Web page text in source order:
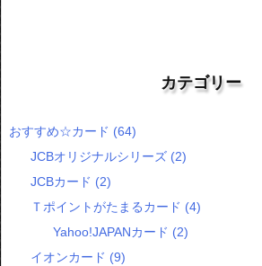
カテゴリー
おすすめ☆カード (64)
JCBオリジナルシリーズ (2)
JCBカード (2)
Ｔポイントがたまるカード (4)
Yahoo!JAPANカード (2)
イオンカード (9)